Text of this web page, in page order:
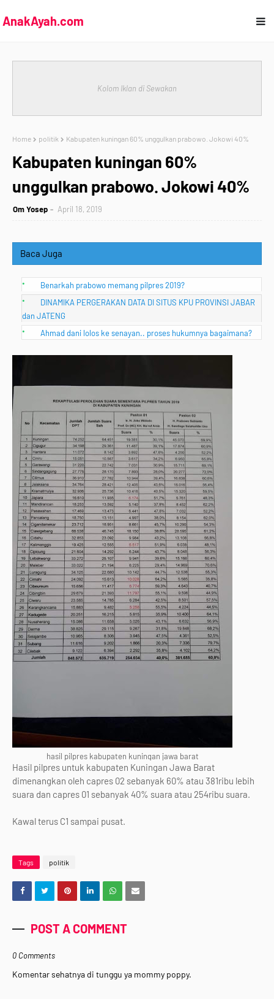
AnakAyah.com
Kolom Iklan di Sewakan
Home politik Kabupaten kuningan 60% unggulkan prabowo. Jokowi 40%
Kabupaten kuningan 60%
unggulkan prabowo. Jokowi 40%
Om Yosep April 18, 2019
Baca Juga
Benarkah prabowo memang pilpres 2019?
DINAMIKA PERGERAKAN DATA DI SITUS KPU PROVINSI JABAR
dan JATENG
Ahmad dani lolos ke senayan.. proses hukumnya bagaimana?
hasil pilpres kabupaten kuningan jawa barat
Hasil pilpres untuk kabupaten Kuningan Jawa Barat
dimenangkan oleh capres 02 sebanyak 60% atau 381ribu lebih
suara dan capres 01 sebanyak 40% suara atau 254ribu suara.
Kawal terus C1 sampai pusat.
Tags politik
POST A COMMENT
0 Comments
Komentar sehatnya di tunggu ya mommy poppy.